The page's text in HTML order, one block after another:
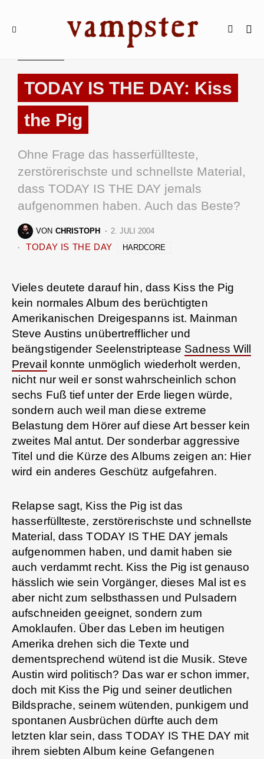
TODAY IS THE DAY: Kiss
the Pig
Ohne Frage das hasserfüllteste,
zerstörerischste und schnellste Material,
dass TODAY IS THE DAY jemals
aufgenommen haben. Auch das Beste?
VON CHRISTOPH 2. JULI 2004
TODAY IS THE DAY HARDCORE
Vieles deutete darauf hin, dass Kiss the Pig
kein normales Album des berüchtigten
Amerikanischen Dreigespanns ist. Mainman
Steve Austins unübertrefflicher und
beängstigender Seelenstriptease Sadness Will
Prevail konnte unmöglich wiederholt werden,
nicht nur weil er sonst wahrscheinlich schon
sechs Fuß tief unter der Erde liegen würde,
sondern auch weil man diese extreme
Belastung dem Hörer auf diese Art besser kein
zweites Mal antut. Der sonderbar aggressive
Titel und die Kürze des Albums zeigen an: Hier
wird ein anderes Geschütz aufgefahren.
Relapse sagt, Kiss the Pig ist das
hasserfüllteste, zerstörerischste und schnellste
Material, dass TODAY IS THE DAY jemals
aufgenommen haben, und damit haben sie
auch verdammt recht. Kiss the Pig ist genauso
hässlich wie sein Vorgänger, dieses Mal ist es
aber nicht zum selbsthassen und Pulsadern
aufschneiden geeignet, sondern zum
Amoklaufen. Über das Leben im heutigen
Amerika drehen sich die Texte und
dementsprechend wütend ist die Musik. Steve
Austin wird politisch? Das war er schon immer,
doch mit Kiss the Pig und seiner deutlichen
Bildsprache, seinem wütenden, punkigem und
spontanen Ausbrüchen dürfte auch dem
letzten klar sein, dass TODAY IS THE DAY mit
ihrem siebten Album keine Gefangenen